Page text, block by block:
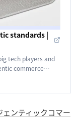
standards |
tech players and
commerce
ェンティックコマー